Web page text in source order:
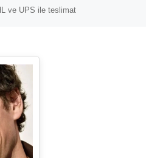
ve UPS ile teslimat